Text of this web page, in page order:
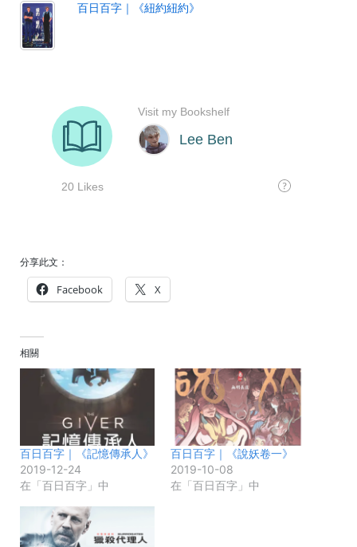
百日百字｜《紐約紐約》
分享此文：
Facebook X
相關
百日百字｜《記憶傳承人》
2019-12-24
在「百日百字」中
百日百字｜《說妖卷一》
2019-10-08
在「百日百字」中